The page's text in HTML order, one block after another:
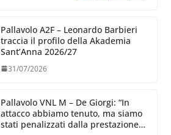
Pallavolo A2F – Leonardo Barbieri
traccia il profilo della Akademia
Sant’Anna 2026/27
31/07/2026
Pallavolo VNL M – De Giorgi: “In
attacco abbiamo tenuto, ma siamo
stati penalizzati dalla prestazione